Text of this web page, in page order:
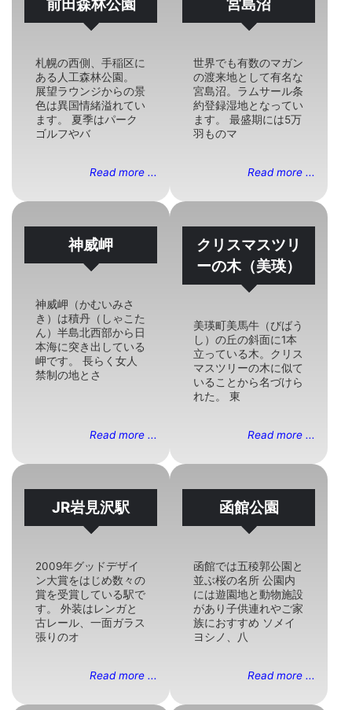
前田森林公園
札幌の西側、手稲区に
ある人工森林公園。
展望ラウンジからの景
色は異国情緒溢れてい
ます。 夏季はパーク
ゴルフやバ
Read more ...
宮島沼
世界でも有数のマガン
の渡来地として有名な
宮島沼。ラムサール条
約登録湿地となってい
ます。 最盛期には5万
羽ものマ
Read more ...
神威岬
神威岬（かむいみさ
き）は積丹（しゃこた
ん）半島北西部から日
本海に突き出している
岬です。 長らく女人
禁制の地とさ
Read more ...
クリスマスツリ
ーの木（美瑛）
美瑛町美馬牛（びばう
し）の丘の斜面に1本
立っている木。クリス
マスツリーの木に似て
いることから名づけら
れた。 東
Read more ...
JR岩見沢駅
2009年グッドデザイ
ン大賞をはじめ数々の
賞を受賞している駅で
す。 外装はレンガと
古レール、一面ガラス
張りのオ
Read more ...
函館公園
函館では五稜郭公園と
並ぶ桜の名所 公園内
には遊園地と動物施設
があり子供連れやご家
族におすすめ ソメイ
ヨシノ、八
Read more ...